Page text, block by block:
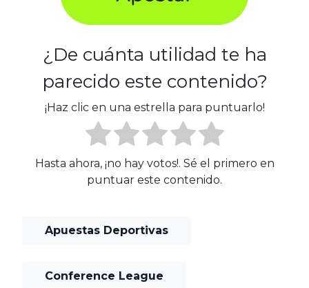
¿De cuánta utilidad te ha
parecido este contenido?
¡Haz clic en una estrella para puntuarlo!
Hasta ahora, ¡no hay votos!. Sé el primero en
puntuar este contenido.
Apuestas Deportivas
Conference League